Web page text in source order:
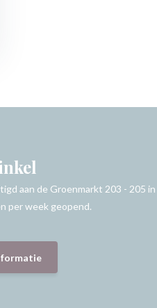
aan de Groenmarkt 203 - 205
per week geopend.